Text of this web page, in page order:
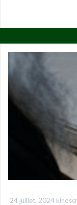
24 juillet, 2024